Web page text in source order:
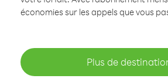
économies sur les appels que vous
Plus de